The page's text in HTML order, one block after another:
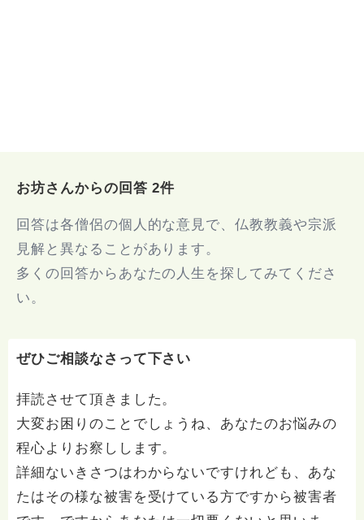
お坊さんからの回答 2件
回答は各僧侶の個人的な意見で、仏教教義や宗派
見解と異なることがあります。
多くの回答からあなたの人生を探してみてくださ
い。
ぜひご相談なさって下さい
拝読させて頂きました。
大変お困りのことでしょうね、あなたのお悩みの
程心よりお察しします。
詳細ないきさつはわからないですけれども、あな
たはその様な被害を受けている方ですから被害者